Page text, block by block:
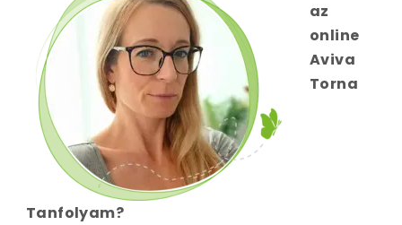
az
online
Aviva
Torna
Tanfolyam?